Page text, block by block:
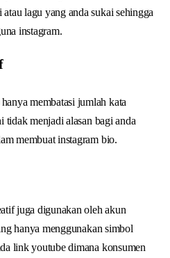
lagu yang anda sukai sehingga
instagram.
membatasi jumlah kata
tidak menjadi alasan bagi anda
membuat instagram bio.
juga digunakan oleh akun
hanya menggunakan simbol
link youtube dimana konsumen